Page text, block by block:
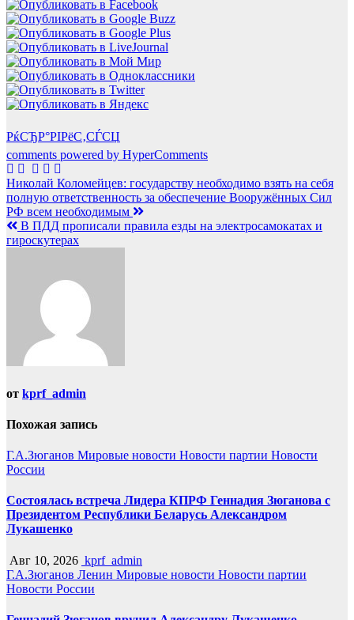
РќСЂР°РІРёС‚СЃСЏ
comments powered by HyperComments
Навигация
по
записям
Николай Коломейцев: государству необходимо взять на себя
полную ответственность за обеспечение Вооружённых Сил
РФ всем необходимым
В ПДД прописали правила езды на электросамокатах и
гироскутерах
от kprf_admin
Похожая запись
Г.А.Зюганов Мировые новости Новости партии Новости
России
Состоялась встреча Лидера КПРФ Геннадия Зюганова с
Президентом Республики Беларусь Александром
Лукашенко
Авг 10, 2026 kprf_admin
Г.А.Зюганов Ленин Мировые новости Новости партии
Новости России